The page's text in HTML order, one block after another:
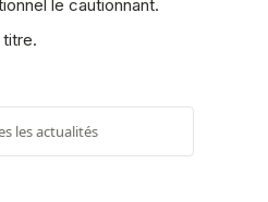
le cautionnant.
titre.
les actualités